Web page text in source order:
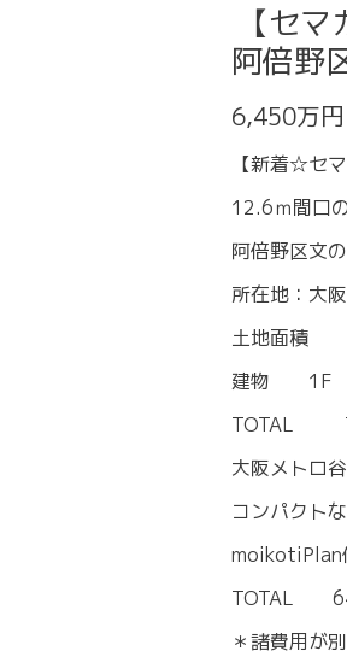
【セ
阿倍野
6,450万円
【新着☆セ
12.6ｍ間口
阿倍野区文
所在地：大
土地面積
建物 1F
TOTAL
大阪メトロ
コンパクト
moikotiPlan
TOTAL
＊諸費用が